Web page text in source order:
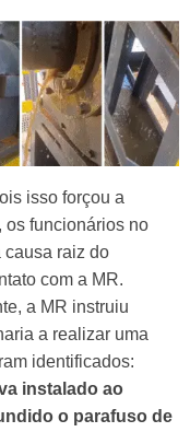
isso forçou a
os funcionários no
causa raiz do
com a MR.
a MR instruiu
a realizar uma
identificados:
instalado ao
o parafuso de